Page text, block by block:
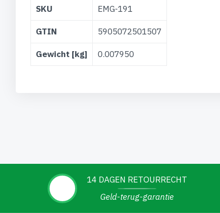
informatie
SKU EMG-191
GTIN 5905072501507
Gewicht [kg] 0.007950
14 DAGEN RETOURRECHT
Geld-terug-garantie